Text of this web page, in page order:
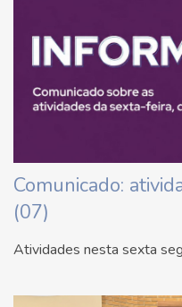
Comunicado:
(07)
Atividades nesta sexta